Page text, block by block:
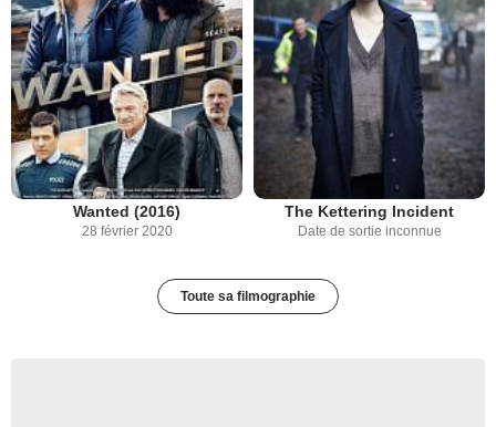
Wanted (2016)
28 février 2020
The Kettering Incident
Date de sortie inconnue
Toute sa filmographie